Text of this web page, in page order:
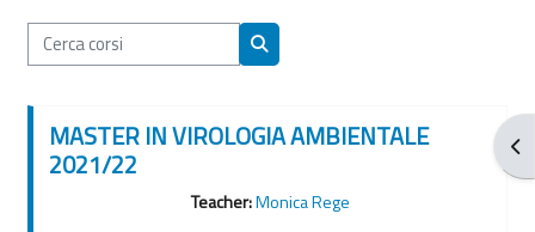
Cerca corsi
Cerca corsi
MASTER IN VIROLOGIA AMBIENTALE
2021/22
Teacher:Monica Rege